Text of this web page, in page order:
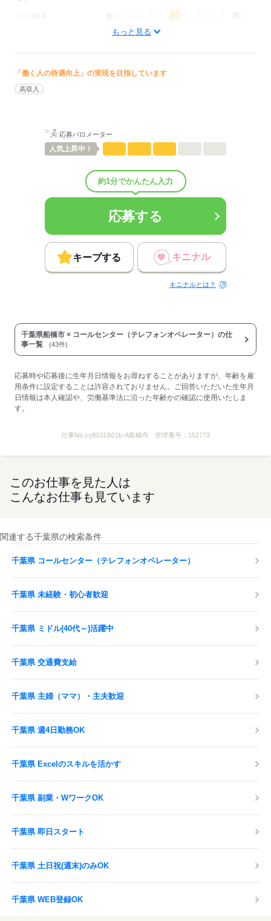
低い
仕事の仕方 ひとりで
男女比（男5：女5）
平均年齢35歳
もっと見る
「働く人の待遇向上」の実現を目指しています
高収入
応募バロメーター
人気上昇中！
約1分でかんたん入力
応募する
キープする キニナル
キニナルとは？
千葉県船橋市 × コールセンター（テレフォンオペレーター）の仕
事一覧
(43件)
応募時や応募後に生年月日情報をお尋ねすることがありますが、年齢を雇
用条件に設定することは許容されておりません。ご回答いただいた生年月
日情報は本人確認や、労働基準法に沿った年齢かの確認に使用いたしま
す。
仕事No.cs80319i21b-A船橋市 管理番号： 152773
このお仕事を見た人は
こんなお仕事も見ています
関連する千葉県の検索条件
千葉県 コールセンター（テレフォンオペレーター）
千葉県 未経験・初心者歓迎
千葉県 ミドル(40代～)活躍中
千葉県 交通費支給
千葉県 主婦（ママ）・主夫歓迎
千葉県 週4日勤務OK
千葉県 Excelのスキルを活かす
千葉県 副業・WワークOK
千葉県 即日スタート
千葉県 土日祝(週末)のみOK
千葉県 WEB登録OK